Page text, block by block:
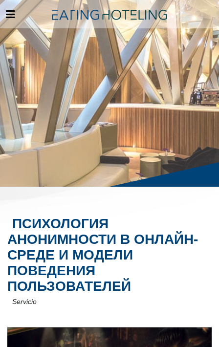
ПСИХОЛОГИЯ
АНОНИМНОСТИ В ОНЛАЙН-
СРЕДЕ И МОДЕЛИ
ПОВЕДЕНИЯ
ПОЛЬЗОВАТЕЛЕЙ
Servicio